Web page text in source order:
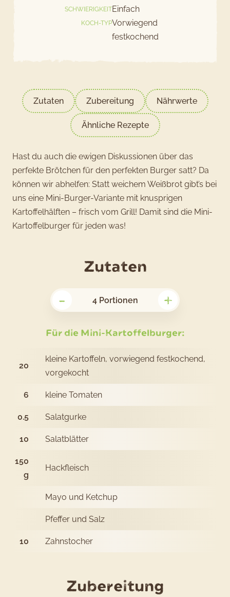
SCHWIERIGKEITEinfach
KOCH-TYPVorwiegend
festkochend
Zutaten Zubereitung Nährwerte
Ähnliche Rezepte
Hast du auch die ewigen Diskussionen über das
perfekte Brötchen für den perfekten Burger satt? Da
können wir abhelfen: Statt weichem Weißbrot gibt’s bei
uns eine Mini-Burger-Variante mit knusprigen
Kartoffelhälften – frisch vom Grill! Damit sind die Mini-
Kartoffelburger für jeden was!
Zutatenfür
Rezept
Mini-
- 4 Portionen +
Für die Mini-Kartoffelburger:
20
kleine Kartoffeln, vorwiegend festkochend,
vorgekocht
6 kleine Tomaten
0.5 Salatgurke
10 Salatblätter
150
g
Hackfleisch
Mayo und Ketchup
Pfeffer und Salz
10 Zahnstocher
Zubereitung